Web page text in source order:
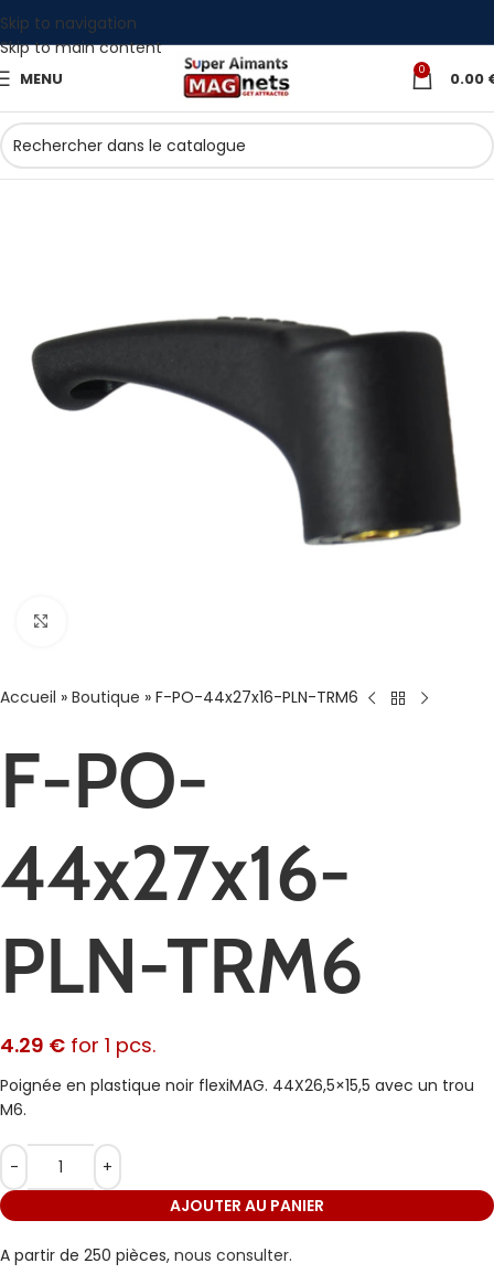
Skip to navigation
Skip to main content
MENU 0 0.00
Accueil » Boutique » F-PO-44x27x16-PLN-TRM6
F-PO-
44x27x16-
PLN-TRM6
4.29 € for 1 pcs.
Poignée en plastique noir flexiMAG. 44X26,5×15,5 avec un trou
M6.
AJOUTER AU PANIER
A partir de 250 pièces, nous consulter.